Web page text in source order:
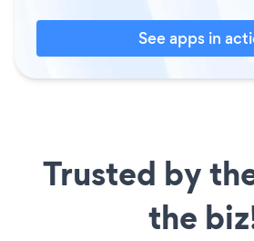
See apps in
Trusted by
the